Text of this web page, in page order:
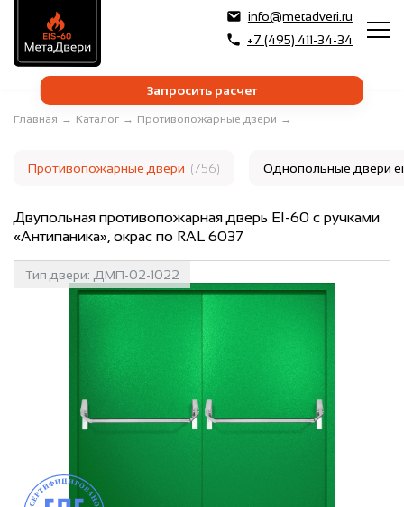
info@metadveri.ru
+7 (495) 411-34-34
Запросить расчет
Главная → Каталог → Противопожарные двери →
Противопожарные двери (756) Однопольные двери
Двупольная противопожарная дверь EI-60 с ручками
«Антипаника», окрас по RAL 6037
Тип двери: ДМП-02-1022